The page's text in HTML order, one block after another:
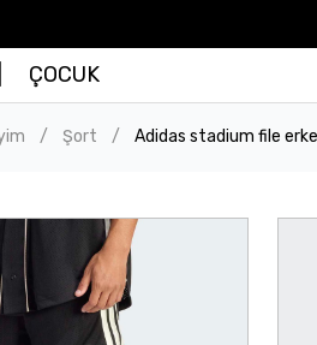
ÇOCUK
/ Şort / Adidas stadium file